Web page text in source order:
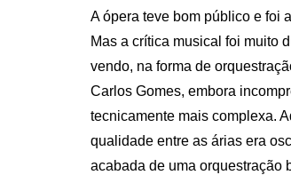
A ópera teve bom público e foi
Mas a crítica musical foi muito
vendo, na forma de
Carlos Gomes, embora
tecnicamente mais complexa.
qualidade entre as árias era
acabada de uma orquestração